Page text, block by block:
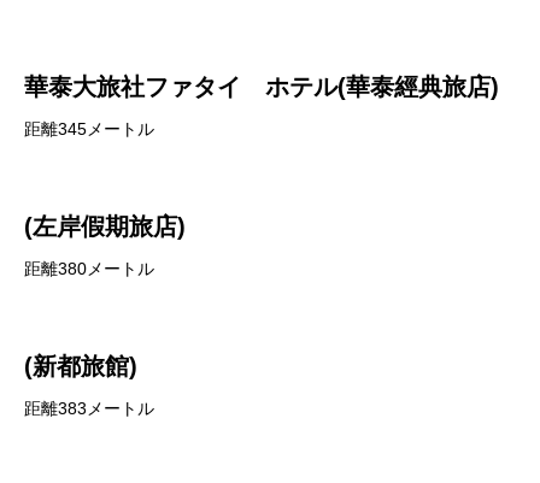
華泰大旅社ファタイ ホテル(華泰經典旅店)
距離345メートル
(左岸假期旅店)
距離380メートル
(新都旅館)
距離383メートル